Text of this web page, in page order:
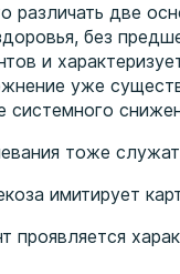
различать две
без
и
уже
системного
тоже
имитирует